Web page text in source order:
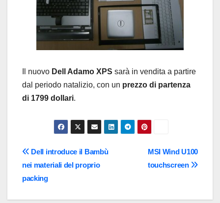
Il nuovo Dell Adamo XPS sarà in vendita a partire
dal periodo natalizio, con un prezzo di partenza
di 1799 dollari.
Navigazione
articoli
MSI Wind U100
touchscreen
Dell introduce il Bambù
nei materiali del proprio
packing